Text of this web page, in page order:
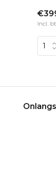
Incl.